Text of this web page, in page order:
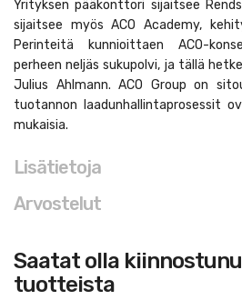
Yrityksen pääkonttori sijaitsee
sijaitsee myös ACO Academy,
Perinteitä kunnioittaen ACO-
perheen neljäs sukupolvi, ja tällä
Julius Ahlmann. ACO Group on
tuotannon laadunhallintaprosessit
mukaisia.
Lisätietoja
Arvostelut
Saatat olla
tuotteista